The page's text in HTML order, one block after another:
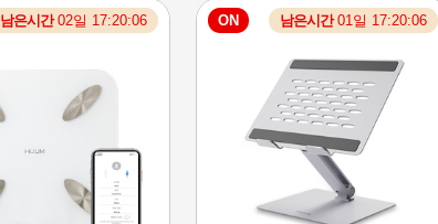
남은시간 02일 17:20:05
39,800
ON 남은시간 01일 17:20:05
%39,900 원
12,300